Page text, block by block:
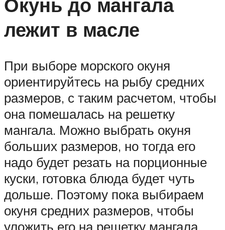
лежит в масле
При выборе морского окуня
ориентируйтесь на рыбу средних
размеров, с таким расчетом, чтобы
она помешалась на решетку
мангала. Можно выбрать окуня
больших размеров, но тогда его
надо будет резать на порционные
куски, готовка блюда будет чуть
дольше. Поэтому пока выбираем
окуня средних размеров, чтобы
уложить его на решетку мангала.